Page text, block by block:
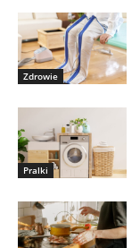
Zdrowie
Pralki